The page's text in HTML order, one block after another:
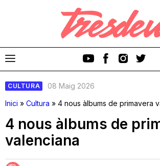
CULTURA
08 Maig 2026
Inici » Cultura » 4 nous àlbums de primavera
4 nous àlbums de
valenciana